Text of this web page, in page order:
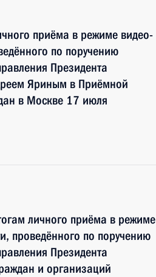
приёма в режиме видео-
по поручению
Президента
Яриным в Приёмной
в Москве 17 июля
личного приёма в режиме
проведённого по поручению
Президента
и организаций